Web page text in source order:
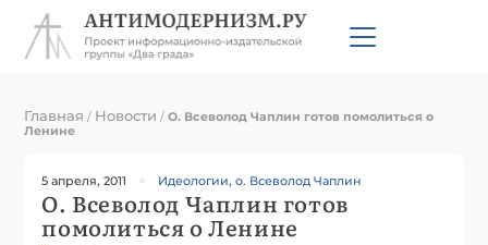
Главная / Новости /О. Всеволод Чаплин готов помолиться о
Ленине
5 апреля, 2011 Идеологии,о. Всеволод Чаплин
О. Всеволод Чаплин готов
помолиться о Ленине